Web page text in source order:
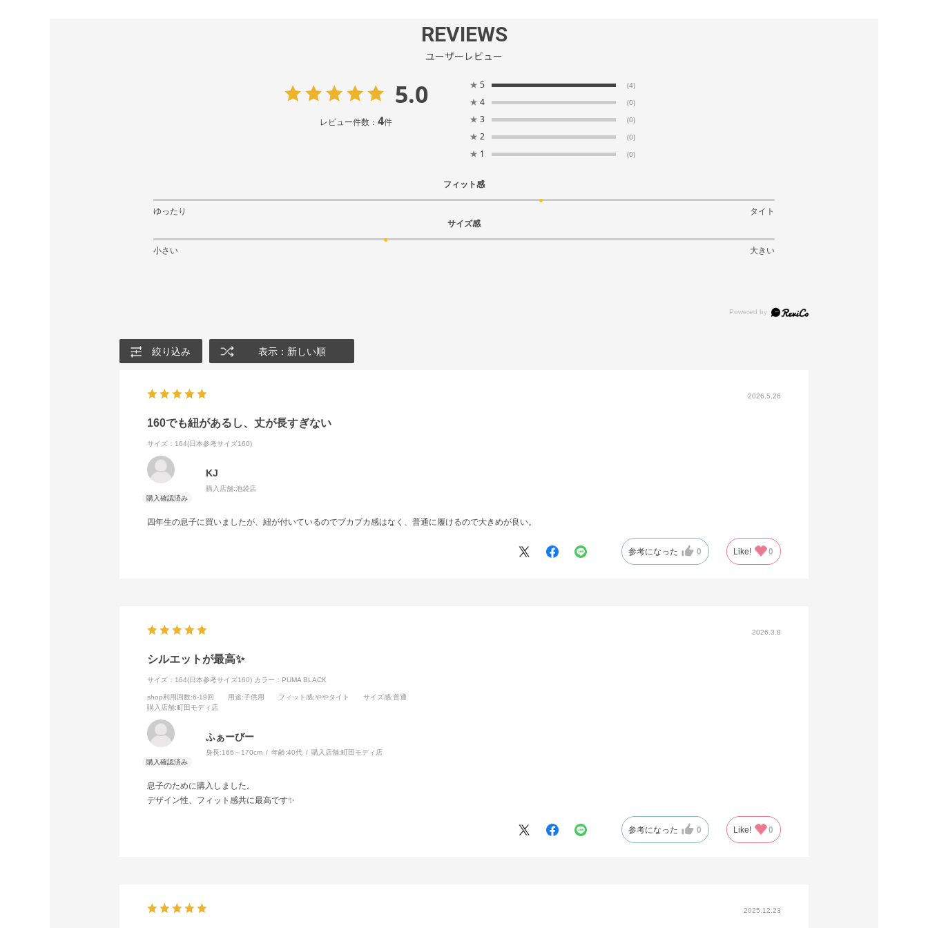
REVIEWS
ユーザーレビュー
5.0
レビュー件数： 4件
★ 5 (4)
★ 4 (0)
★ 3 (0)
★ 2 (0)
★ 1 (0)
フィット感
ゆったり
タイト
サイズ感
小さい 大きい
絞り込み 表示：新しい順
2026.5.26
160でも紐があるし、丈が長すぎない
サイズ：164(日本参考サイズ160)
KJ
購入店舗:池袋店
四年生の息子に買いましたが、紐が付いているのでブカブカ感はなく、普通に履けるので大きめが良い。
参考になった 0 Like! 0
2026.3.8
シルエットが最高✨
サイズ：164(日本参考サイズ160) カラー：PUMA BLACK
shop利用回数:6-19回 用途:子供用 フィット感:ややタイト サイズ感:普通
購入店舗:町田モディ店
ふぁーびー
身長:166～170cm 年齢:40代 購入店舗:町田モディ店
息子のために購入しました。
デザイン性、フィット感共に最高です✨
参考になった 0 Like! 0
2025.12.23